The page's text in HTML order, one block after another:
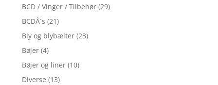
BCD / Vinger / Tilbehør (29)
BCDÂ´s (21)
Bly og blybælter (23)
Bøjer (4)
Bøjer og liner (10)
Diverse (13)